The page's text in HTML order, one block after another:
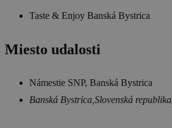
Taste & Enjoy Banská Bystrica
Miesto udalosti
Námestie SNP, Banská Bystrica
Banská Bystrica Slovenská republika